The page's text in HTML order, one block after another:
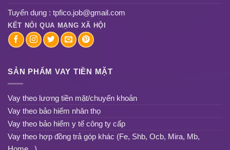
Tuyển dụng : tpfico.job@gmail.com
KẾT NỐI QUA MẠNG XÃ HỘI
SẢN PHẨM VAY TIỀN MẶT
Vay theo lương tiền mặt/chuyển khoản
Vay theo bảo hiểm nhân thọ
Vay theo bảo hiểm y tế công ty cấp
Vay theo hợp đồng trả góp khác (Fe, Shb, Ocb, Mira, Mb,